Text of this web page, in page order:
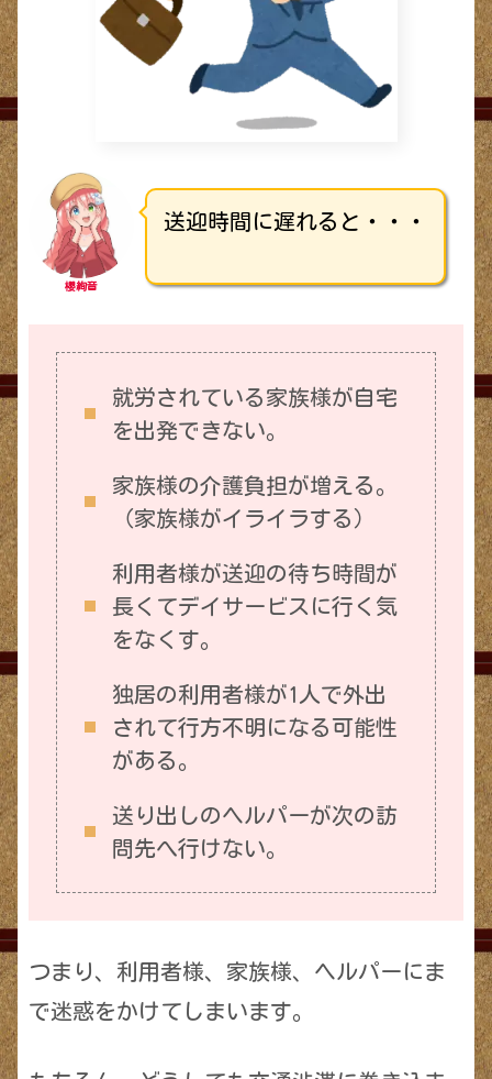
櫻絢音
送迎時間に遅れると・・・
就労されている家族様が自宅
を出発できない。
家族様の介護負担が増える。
（家族様がイライラする）
利用者様が送迎の待ち時間が
長くてデイサービスに行く気
をなくす。
独居の利用者様が1人で外出
されて行方不明になる可能性
がある。
送り出しのヘルパーが次の訪
問先へ行けない。
つまり、利用者様、家族様、ヘルパーにま
で迷惑をかけてしまいます。